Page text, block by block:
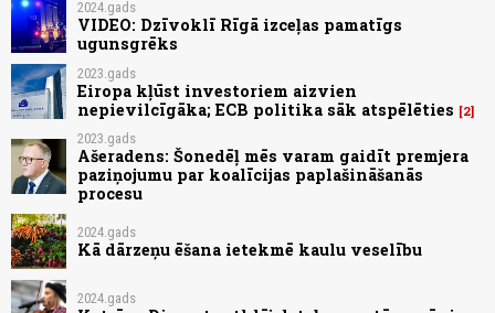
2024.gads
VIDEO: Dzīvoklī Rīgā izceļas pamatīgs
ugunsgrēks
2023.gads
Eiropa kļūst investoriem aizvien
nepievilcīgāka; ECB politika sāk atspēlēties
2
2023.gads
Ašeradens: Šonedēļ mēs varam gaidīt premjera
paziņojumu par koalīcijas paplašināšanās
procesu
2024.gads
Kā dārzeņu ēšana ietekmē kaulu veselību
2024.gads